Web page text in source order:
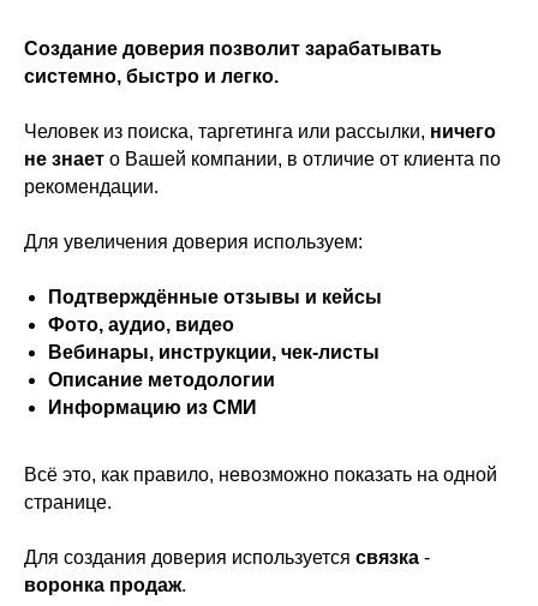
Создание доверия позволит зарабатывать
системно, быстро и легко.
Человек из поиска, таргетинга или рассылки, ничего
не знает о Вашей компании, в отличие от клиента по
рекомендации.
Для увеличения доверия используем:
Подтверждённые отзывы и кейсы
Фото, аудио, видео
Вебинары, инструкции, чек-листы
Описание методологии
Информацию из СМИ
Всё это, как правило, невозможно показать на одной
странице.
Для создания доверия используется связка -
воронка продаж.